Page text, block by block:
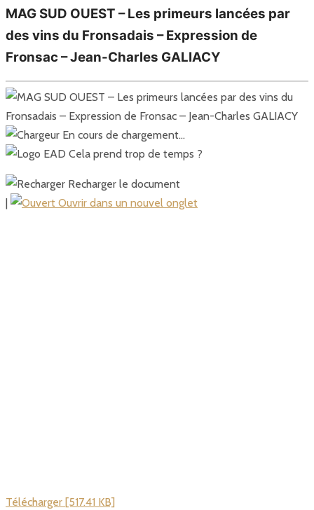
MAG SUD OUEST – Les primeurs lancées par
des vins du Fronsadais – Expression de
Fronsac – Jean-Charles GALIACY
En cours de chargement…
Cela prend trop de temps ?
Recharger le document
Ouvrir dans un nouvel onglet
Télécharger [517.41 KB]